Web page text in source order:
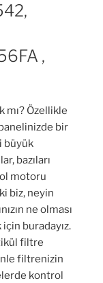
,
mı? Özellikle
bir
büyük
bazıları
motoru
biz, neyin
ne olması
buradayız.
filtre
filtrenizin
kontrol